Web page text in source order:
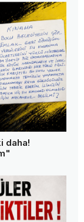
daha!